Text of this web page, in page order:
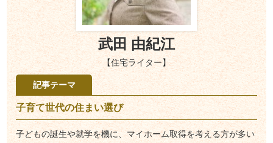
武田 由紀江
【住宅ライター】
記事テーマ
子育て世代の住まい選び
子どもの誕生や就学を機に、マイホーム取得を考える方が多い